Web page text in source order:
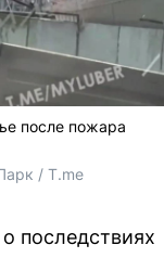
после пожара
/ T.me
последствиях